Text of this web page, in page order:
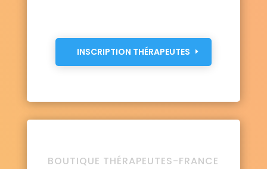
INSCRIPTION THÉRAPEUTES
BOUTIQUE THÉRAPEUTES-FRANCE